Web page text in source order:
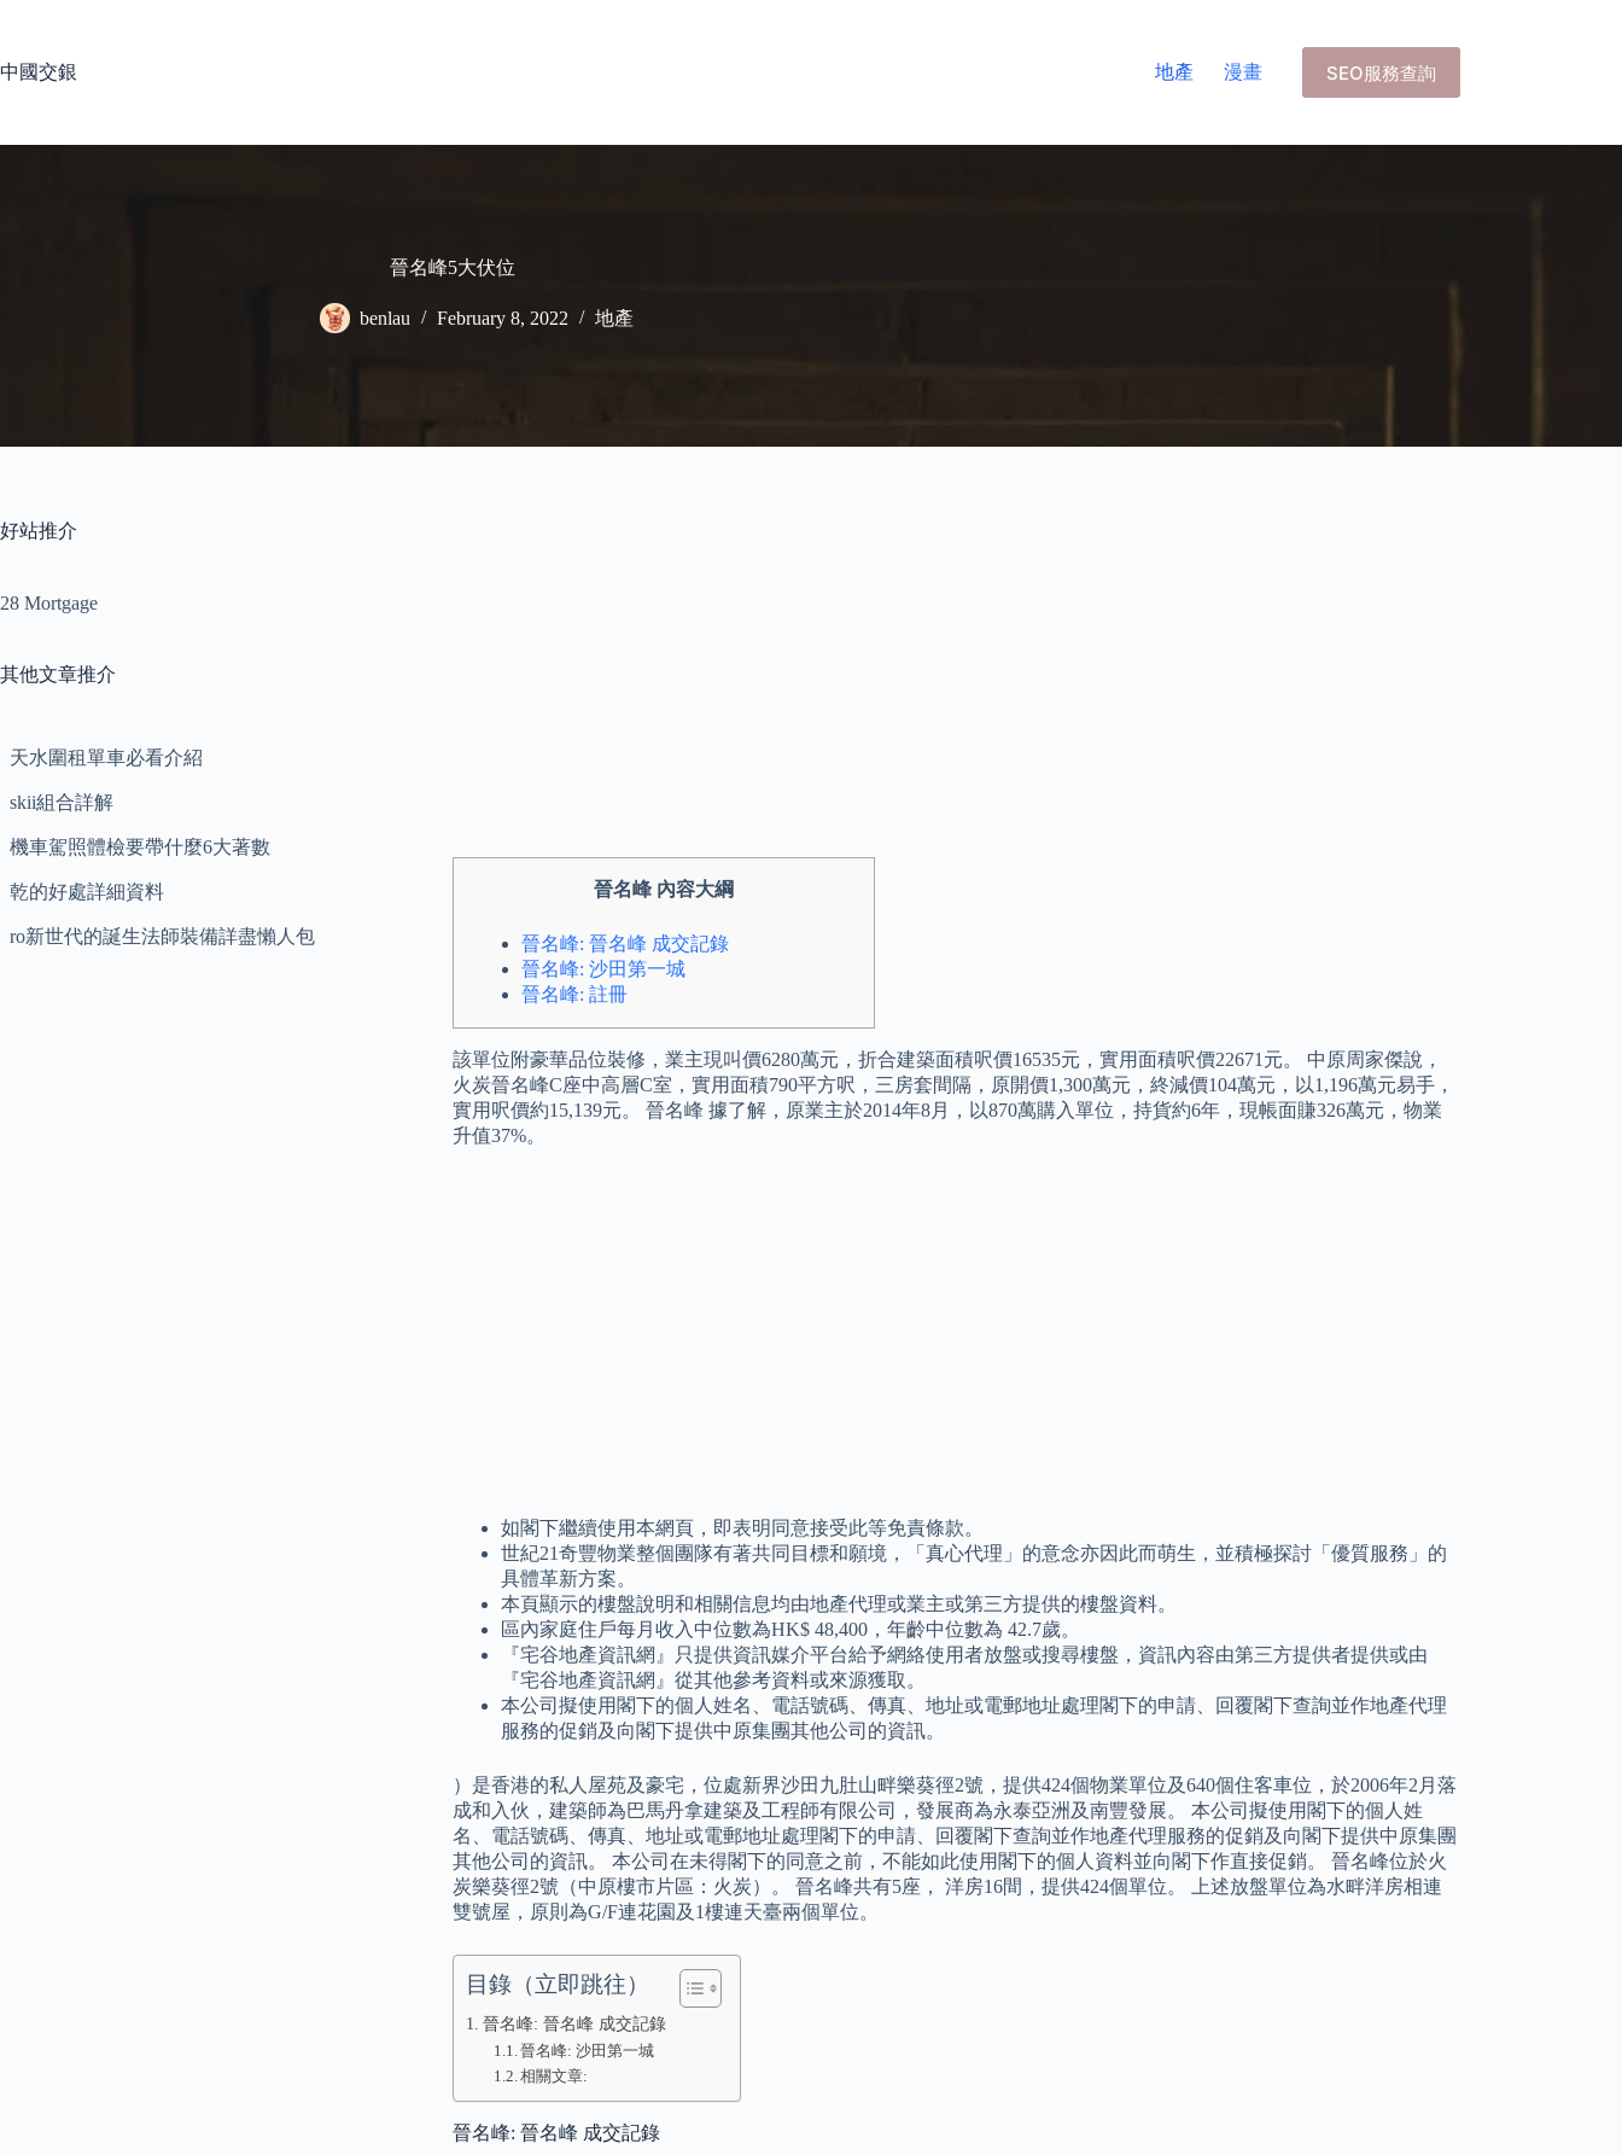
中國交銀
地產 漫畫 SEO服務查詢
晉名峰5大伏位
benlau February 8, 2022 地產
晉名峰 內容大綱
晉名峰: 晉名峰 成交記錄
晉名峰: 沙田第一城
晉名峰: 註冊
該單位附豪華品位裝修，業主現叫價6280萬元，折合建築面積呎價16535元，實用面積呎價22671元。 中原周家傑說，
火炭晉名峰C座中高層C室，實用面積790平方呎，三房套間隔，原開價1,300萬元，終減價104萬元，以1,196萬元易手，
實用呎價約15,139元。 晉名峰 據了解，原業主於2014年8月，以870萬購入單位，持貨約6年，現帳面賺326萬元，物業
升值37%。
如閣下繼續使用本網頁，即表明同意接受此等免責條款。
世紀21奇豐物業整個團隊有著共同目標和願境，「真心代理」的意念亦因此而萌生，並積極探討「優質服務」的
具體革新方案。
本頁顯示的樓盤說明和相關信息均由地產代理或業主或第三方提供的樓盤資料。
區內家庭住戶每月收入中位數為HK$ 48,400，年齡中位數為 42.7歲。
『宅谷地產資訊網』只提供資訊媒介平台給予網絡使用者放盤或搜尋樓盤，資訊內容由第三方提供者提供或由
『宅谷地產資訊網』從其他參考資料或來源獲取。
本公司擬使用閣下的個人姓名、電話號碼、傳真、地址或電郵地址處理閣下的申請、回覆閣下查詢並作地產代理
服務的促銷及向閣下提供中原集團其他公司的資訊。
）是香港的私人屋苑及豪宅，位處新界沙田九肚山畔樂葵徑2號，提供424個物業單位及640個住客車位，於2006年2月落
成和入伙，建築師為巴馬丹拿建築及工程師有限公司，發展商為永泰亞洲及南豐發展。 本公司擬使用閣下的個人姓
名、電話號碼、傳真、地址或電郵地址處理閣下的申請、回覆閣下查詢並作地產代理服務的促銷及向閣下提供中原集團
其他公司的資訊。 本公司在未得閣下的同意之前，不能如此使用閣下的個人資料並向閣下作直接促銷。 晉名峰位於火
炭樂葵徑2號（中原樓市片區：火炭）。 晉名峰共有5座， 洋房16間，提供424個單位。 上述放盤單位為水畔洋房相連
雙號屋，原則為G/F連花園及1樓連天臺兩個單位。
目錄（立即跳往）
晉名峰: 晉名峰 成交記錄
晉名峰: 沙田第一城
相關文章:
晉名峰: 晉名峰 成交記錄
好站推介
28 Mortgage
其他文章推介
天水圍租單車必看介紹
skii組合詳解
機車駕照體檢要帶什麼6大著數
乾的好處詳細資料
ro新世代的誕生法師裝備詳盡懶人包